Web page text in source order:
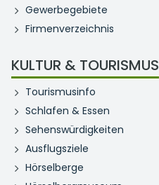
Gewerbegebiete
Firmenverzeichnis
KULTUR & TOURISMUS
Tourismusinfo
Schlafen & Essen
Sehenswürdigkeiten
Ausflugsziele
Hörselberge